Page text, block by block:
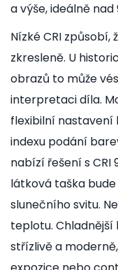
a výše, ideálně nad
Nízké CRI
zkresleně. U
obrazů to může
interpretaci díla.
flexibilní
indexu podání
nabízí řešení s CRI
látková taška
slunečního svitu.
teplotu.
střízlivě a